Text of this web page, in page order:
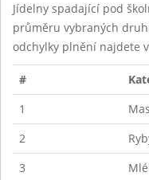
Jídelny spadající pod
průměru vybraných
odchylky plnění najdete
#
1
2
3